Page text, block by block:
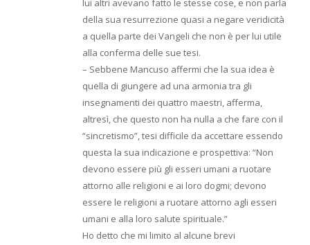
lui altri avevano fatto le stesse cose, e non parla
della sua resurrezione quasi a negare veridicità
a quella parte dei Vangeli che non è per lui utile
alla conferma delle sue tesi.
– Sebbene Mancuso affermi che la sua idea è
quella di giungere ad una armonia tra gli
insegnamenti dei quattro maestri, afferma,
altresì, che questo non ha nulla a che fare con il
“sincretismo”, tesi difficile da accettare essendo
questa la sua indicazione e prospettiva: “Non
devono essere più gli esseri umani a ruotare
attorno alle religioni e ai loro dogmi; devono
essere le religioni a ruotare attorno agli esseri
umani e alla loro salute spirituale.”
Ho detto che mi limito al alcune brevi